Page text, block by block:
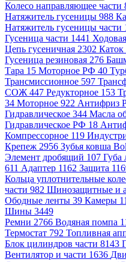
Колесо направляющее части
Натяжитель гусеницы 988
Натяжитель гусеницы части
Гусеница части 1441
Цепь гусеничная 2302
Гусеница резиновая 276
Тара 15 Моторное РФ 40
Трансмиссионное 597
СОЖ 447 Редукторное 153
34 Моторное 922 Антифриз
Гидравлическое 344 Масла
Гидравлическое РФ 18
Компрессорное 119
Крепеж 2956 Зубья ковша
Элемент дробящий 107 Губа
611 Адаптер 1162 Защита
Кольца уплотнительные
части 982 Шинозащитные и
Ободные ленты 39 Камеры
Шины 3449
Ремни 2766 Водяная помпа
Термостат 792 Топливная
Блок цилиндров части 8143
Вентилятор и части 1636